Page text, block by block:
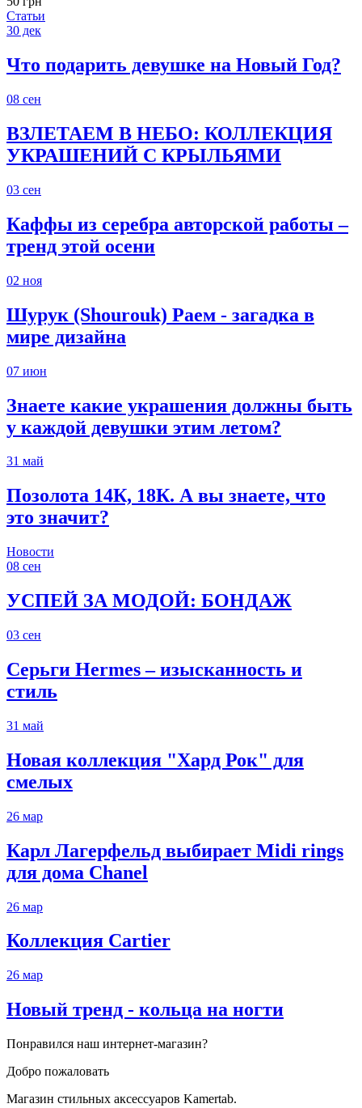
Статьи
30 дек
Что подарить девушке на Новый Год?
08 сен
ВЗЛЕТАЕМ В НЕБО: КОЛЛЕКЦИЯ
УКРАШЕНИЙ С КРЫЛЬЯМИ
03 сен
Каффы из серебра авторской работы –
тренд этой осени
02 ноя
Шурук (Shourouk) Раем - загадка в
мире дизайна
07 июн
Знаете какие украшения должны быть
у каждой девушки этим летом?
31 май
Позолота 14К, 18К. А вы знаете, что
это значит?
Новости
08 сен
УСПЕЙ ЗА МОДОЙ: БОНДАЖ
03 сен
Серьги Hermes – изысканность и
стиль
31 май
Новая коллекция "Хард Рок" для
смелых
26 мар
Карл Лагерфельд выбирает Midi rings
для дома Chanel
26 мар
Коллекция Cartier
26 мар
Новый тренд - кольца на ногти
Понравился наш интернет-магазин?
Добро пожаловать
Магазин стильных аксессуаров Kamertab.